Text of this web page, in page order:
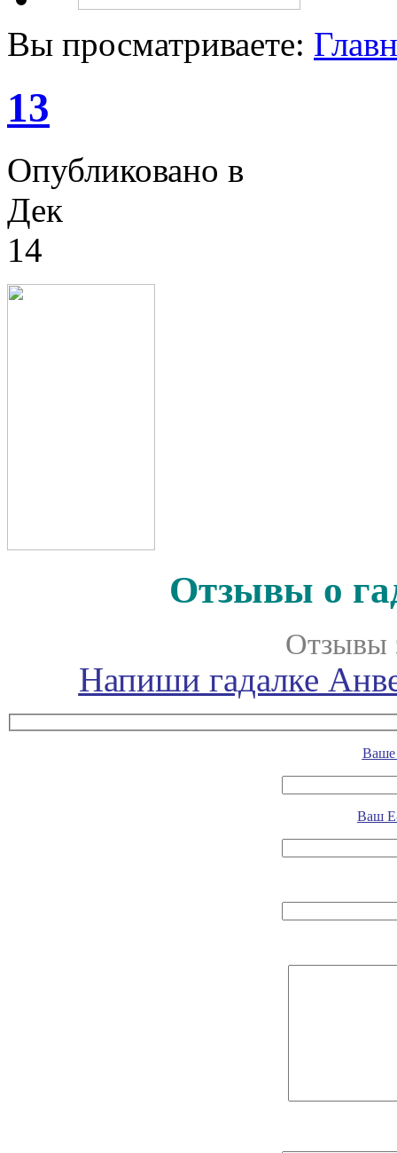
Вы просматриваете:
13
Опубликовано в
Дек
14
Отзывы о
Отзывы
Напиши гадалке
Ваше
Ваш